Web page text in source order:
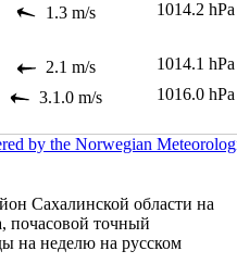
1.3 m/s
1014.2 hPa
2.1 m/s
1014.1 hPa
3.1.0 m/s 1016.0 hPa
by the Norwegian
Сахалинской области на
почасовой точный
на неделю на русском